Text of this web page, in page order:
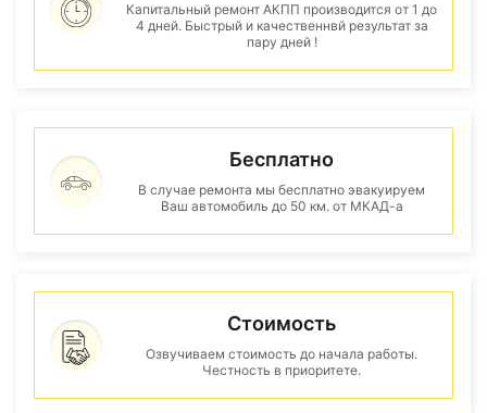
Капитальный ремонт АКПП производится от 1 до
4 дней. Быстрый и качественнвй результат за
пару дней !
Бесплатно
В случае ремонта мы бесплатно эвакуируем
Ваш автомобиль до 50 км. от МКАД-а
Стоимость
Озвучиваем стоимость до начала работы.
Честность в приоритете.